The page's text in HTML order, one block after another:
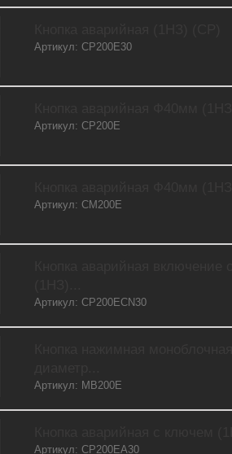
Артикул: CP200E30
Артикул: CP200E
Артикул: CM200E
Артикул: CP200ECN30
Артикул: MB200E
Артикул: CP200EA30